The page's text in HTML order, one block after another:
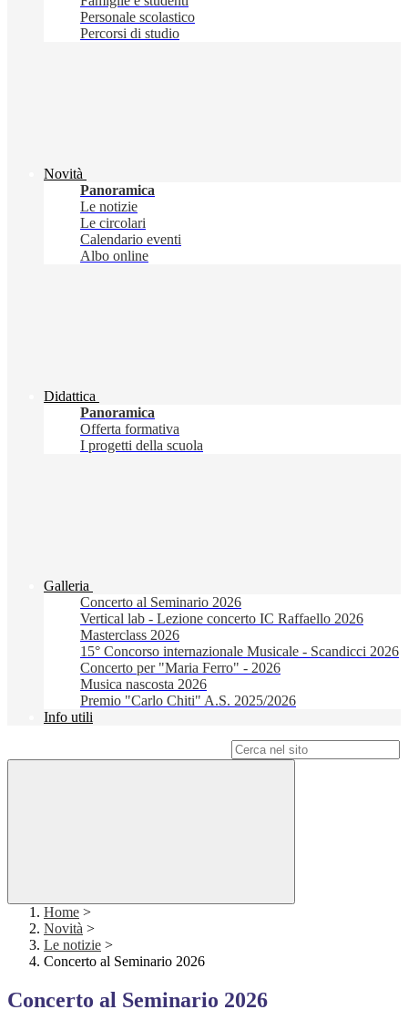
Personale scolastico
Percorsi di studio
Novità
Panoramica
Le notizie
Le circolari
Calendario eventi
Albo online
Didattica
Panoramica
Offerta formativa
I progetti della scuola
Galleria
Concerto al Seminario 2026
Vertical lab - Lezione concerto IC Raffaello 2026
Masterclass 2026
15° Concorso internazionale Musicale - Scandicci 2026
Concerto per "Maria Ferro" - 2026
Musica nascosta 2026
Premio "Carlo Chiti" A.S. 2025/2026
Info utili
Home >
Novità >
Le notizie >
Concerto al Seminario 2026
Concerto al Seminario 2026